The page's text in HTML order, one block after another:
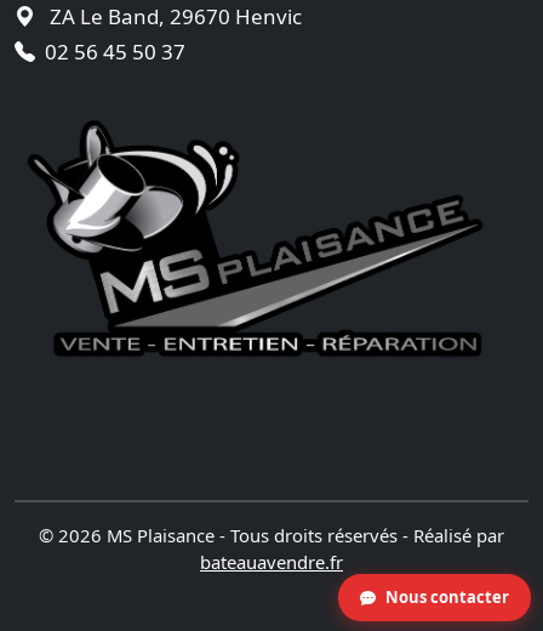
ZA Le Band, 29670 Henvic
02 56 45 50 37
© 2026 MS Plaisance - Tous droits réservés - Réalisé par
bateauavendre.fr
Nous contacter